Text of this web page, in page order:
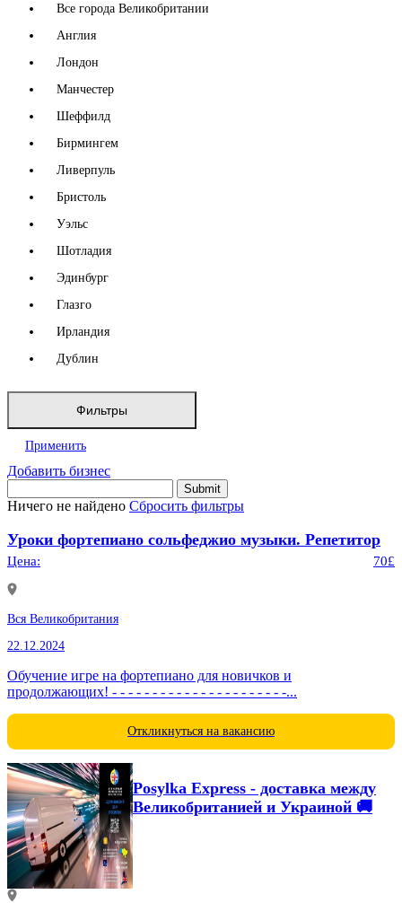
Все города Великобритании
Англия
Лондон
Манчестер
Шеффилд
Бирмингем
Ливерпуль
Бристоль
Уэльс
Шотладия
Эдинбург
Глазго
Ирландия
Дублин
Фильтры
Применить
Добавить бизнес
Ничего не найдено Сбросить фильтры
Уроки фортепиано сольфеджио музыки. Репетитор
Цена: 70£
Вся Великобритания
22.12.2024
Обучение игре на фортепиано для новичков и
продолжающих! - - - - - - - - - - - - - - - - - - - - - -...
Откликнуться на вакансию
Posylka Express - доставка между
Великобританией и Украиной 🚚